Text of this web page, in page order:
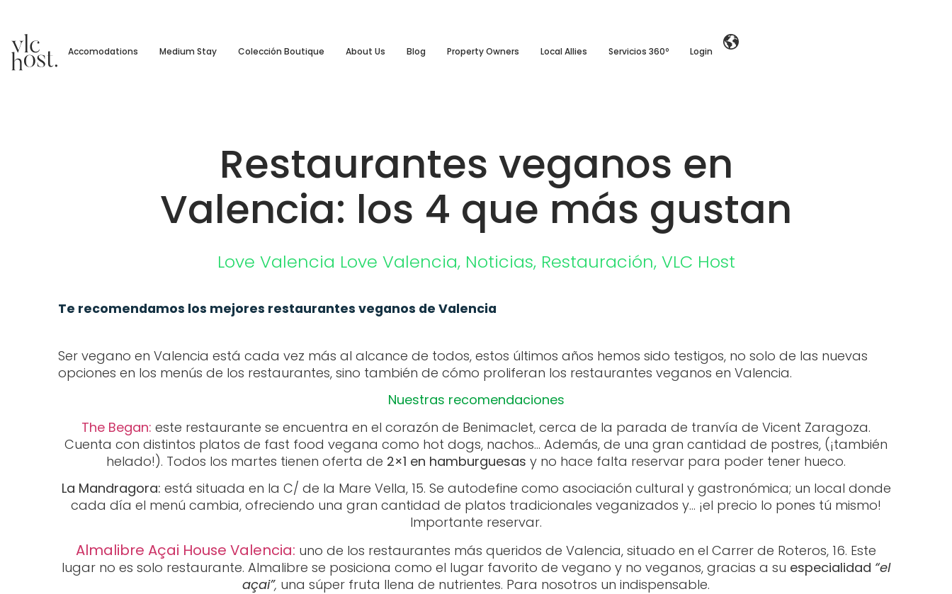
Accomodations Medium Stay Colección Boutique About Us Blog Property Owners Local Allies Servicios 360º Login
Restaurantes veganos en
Valencia: los 4 que más gustan
Love Valencia Love Valencia, Noticias, Restauración, VLC Host
Te recomendamos los mejores restaurantes veganos de Valencia
Ser vegano en Valencia está cada vez más al alcance de todos, estos últimos años hemos sido testigos, no solo de las nuevas
opciones en los menús de los restaurantes, sino también de cómo proliferan los restaurantes veganos en Valencia.
Nuestras recomendaciones
The Began: este restaurante se encuentra en el corazón de Benimaclet, cerca de la parada de tranvía de Vicent Zaragoza.
Cuenta con distintos platos de fast food vegana como hot dogs, nachos… Además, de una gran cantidad de postres, (¡también
helado!). Todos los martes tienen oferta de 2×1 en hamburguesas y no hace falta reservar para poder tener hueco.
La Mandragora: está situada en la C/ de la Mare Vella, 15. Se autodefine como asociación cultural y gastronómica; un local donde
cada día el menú cambia, ofreciendo una gran cantidad de platos tradicionales veganizados y… ¡el precio lo pones tú mismo!
Importante reservar.
Almalibre Açai House Valencia: uno de los restaurantes más queridos de Valencia, situado en el Carrer de Roteros, 16. Este
lugar no es solo restaurante. Almalibre se posiciona como el lugar favorito de vegano y no veganos, gracias a su especialidad “el
açai”, una súper fruta llena de nutrientes. Para nosotros un indispensable.